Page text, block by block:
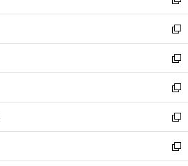
開
く
ウ
で
開
く
ン
ド
ウ
で
開
く
ウ
ィ
ン
ド
ウ
で
開
く
新
し
い
ウ
ィ
ン
ド
ウ
で
開
く
新
し
い
ウ
ィ
ン
ド
ウ
で
開
新
し
い
ウ
ィ
ン
ド
ウ
新
し
い
ウ
ィ
ン
新
し
い
ウ
新
し